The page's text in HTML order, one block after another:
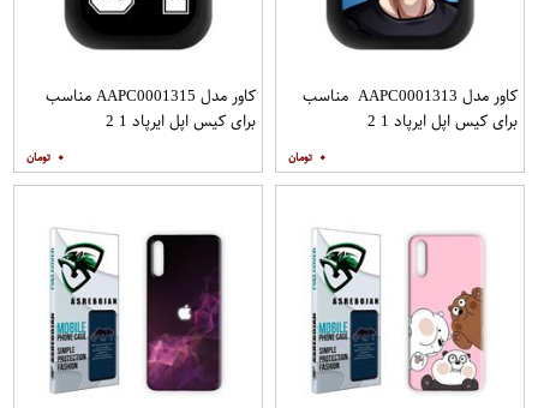
کاور مدل AAPC0001313 مناسب
برای کیس اپل ایرپاد 1 2
۰
کاور مدل AAPC0001315 مناسب
برای کیس اپل ایرپاد 1 2
۰